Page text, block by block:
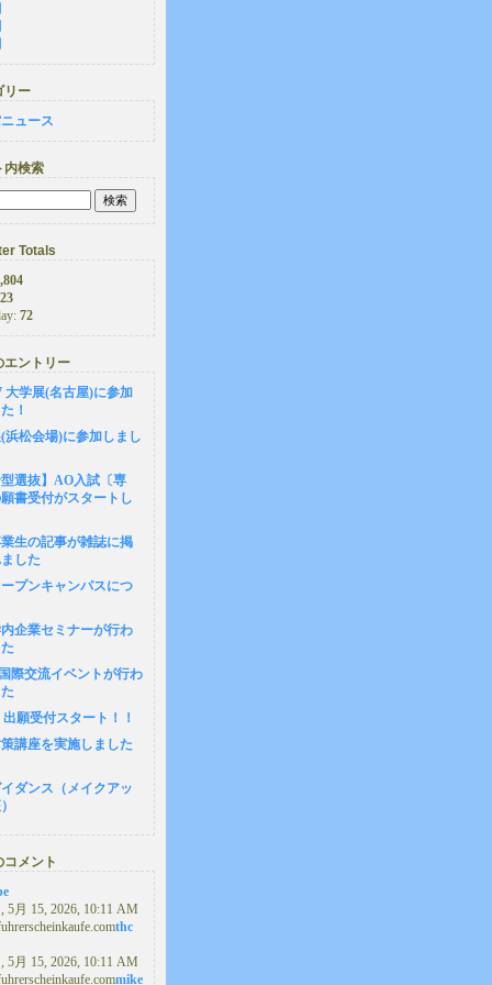
リー
ュース
内検索
Totals
23
72
エントリー
大学展(名古屋)に参加
！
浜松会場)に参加しまし
型選抜】AO入試〔専
書受付がスタートし
生の記事が雑誌に掲
した
ープンキャンパスにつ
内企業セミナーが行わ
際交流イベントが行わ
出願受付スタート！！
講座を実施しました
ダンス（メイクアッ
コメント
5月 15, 2026, 10:11 AM
thc
5月 15, 2026, 10:11 AM
mike